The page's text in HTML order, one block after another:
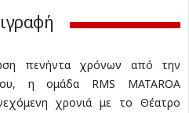
πενήντα χρόνων από την
η ομάδα RMS MATAROA
χρονιά με το Θέατρο